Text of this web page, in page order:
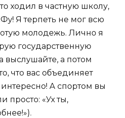
ходил в частную школу,
Я терпеть не мог всю
молодежь. Лично я
государственную
выслушайте, а потом
что вас объединяет
А спортом вы
просто: «Ух ты,